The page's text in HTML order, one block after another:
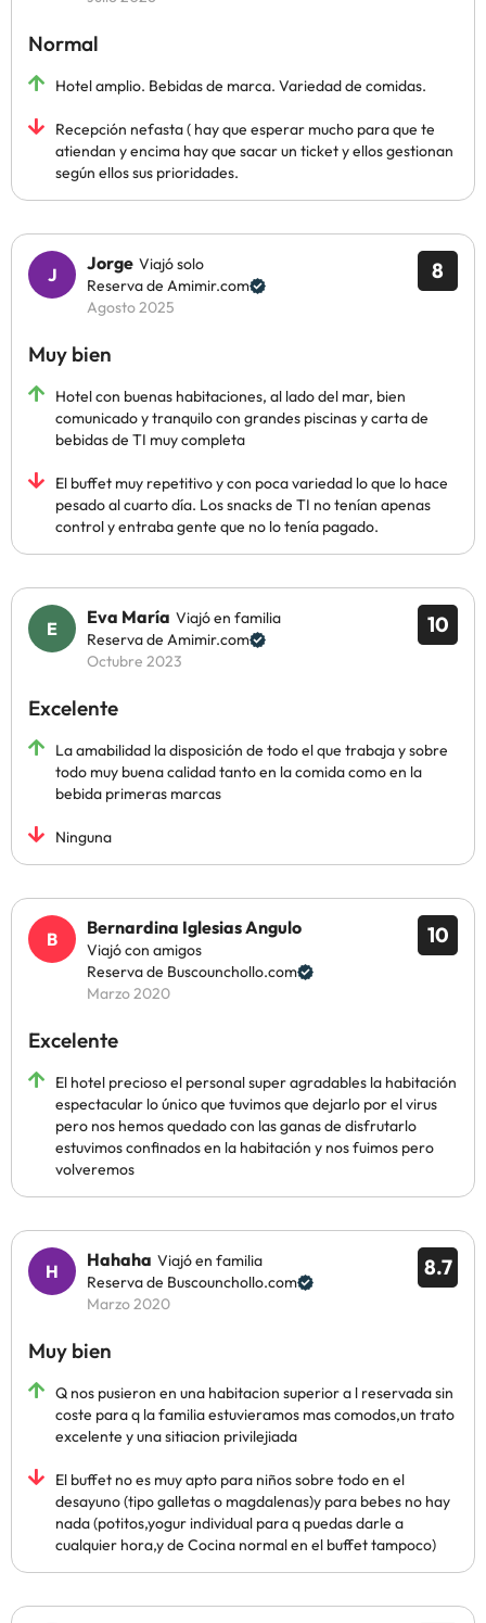
Normal
Hotel amplio. Bebidas de marca. Variedad de comidas.
Recepción nefasta ( hay que esperar mucho para que te
atiendan y encima hay que sacar un ticket y ellos gestionan
según ellos sus prioridades.
8
Jorge Viajó solo
Reserva de Amimir.com
Agosto 2025
Muy bien
Hotel con buenas habitaciones, al lado del mar, bien
comunicado y tranquilo con grandes piscinas y carta de
bebidas de TI muy completa
El buffet muy repetitivo y con poca variedad lo que lo hace
pesado al cuarto día. Los snacks de TI no tenían apenas
control y entraba gente que no lo tenía pagado.
10
Eva María Viajó en familia
Reserva de Amimir.com
Octubre 2023
Excelente
La amabilidad la disposición de todo el que trabaja y sobre
todo muy buena calidad tanto en la comida como en la
bebida primeras marcas
Ninguna
10
Bernardina Iglesias Angulo
Viajó con amigos
Reserva de Buscounchollo.com
Marzo 2020
Excelente
El hotel precioso el personal super agradables la habitación
espectacular lo único que tuvimos que dejarlo por el virus
pero nos hemos quedado con las ganas de disfrutarlo
estuvimos confinados en la habitación y nos fuimos pero
volveremos
8.7
Hahaha Viajó en familia
Reserva de Buscounchollo.com
Marzo 2020
Muy bien
Q nos pusieron en una habitacion superior a l reservada sin
coste para q la familia estuvieramos mas comodos,un trato
excelente y una sitiacion privilejiada
El buffet no es muy apto para niños sobre todo en el
desayuno (tipo galletas o magdalenas)y para bebes no hay
nada (potitos,yogur individual para q puedas darle a
cualquier hora,y de Cocina normal en el buffet tampoco)